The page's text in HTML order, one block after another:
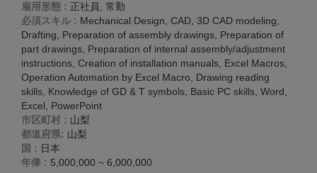
雇用形態 : 正社員, 常勤
必須スキル : Mechanical Design, CAD, 3D CAD modeling,
Drafting, Preparation of assembly drawings, Preparation of
part drawings, Preparation of internal assembly/adjustment
instructions, Creation of installation manuals, Excel Macros,
Operation Automation by Excel Macro, Drawing reading
skills, Knowledge of GD & T symbols, Basic PC skills, Word,
Excel, PowerPoint
市区町村 : 山梨
都道府県: 山梨
国 : 日本
年俸 : 5,000,000 ~ 6,000,000